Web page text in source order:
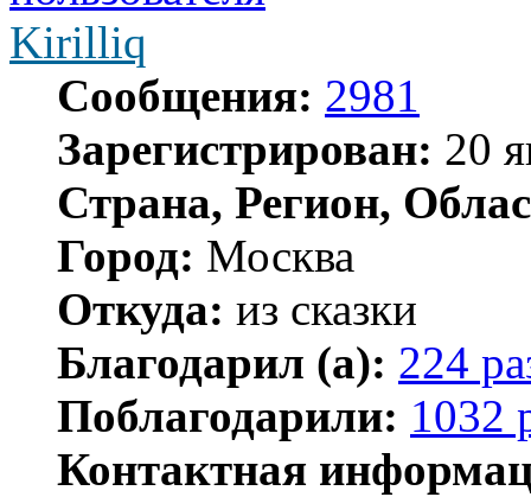
Kirilliq
Сообщения: 2981
Зарегистрирован: 20
Страна, Регион,
Город: Москва
Откуда: из сказки
Благодарил (а): 224
Поблагодарили: 1032
Контактная